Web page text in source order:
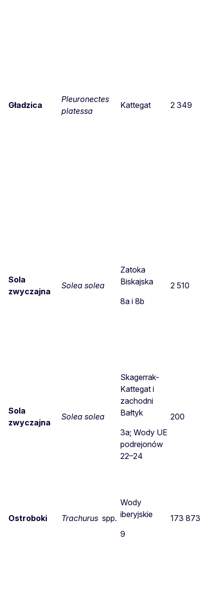
Gładzica
Pleuronectes
platessa
Kattegat 2 349
Sola
zwyczajna
Solea solea
Zatoka
Biskajska
8a i 8b
2 510
Sola
zwyczajna
Solea solea
Skagerrak-
Kattegat i
zachodni
Bałtyk
3a; Wody UE
podrejonów
22–24
200
Ostroboki Trachurus spp.
Wody
iberyjskie
9
173 873